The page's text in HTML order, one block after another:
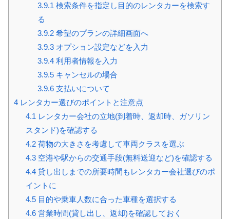
3.9.1 検索条件を指定し目的のレンタカーを検索す
る
3.9.2希望のプランの詳細画面へ
3.9.3オプション設定などを入力
3.9.4利用者情報を入力
3.9.5キャンセルの場合
3.9.6支払いについて
4 レンタカー選びのポイントと注意点
4.1 レンタカー会社の立地(到着時、返却時、ガソリン
スタンド)を確認する
4.2荷物の大きさを考慮して車両クラスを選ぶ
4.3空港や駅からの交通手段(無料送迎など)を確認する
4.4貸し出しまでの所要時間もレンタカー会社選びのポ
イントに
4.5目的や乗車人数に合った車種を選択する
4.6営業時間(貸し出し、返却)を確認しておく